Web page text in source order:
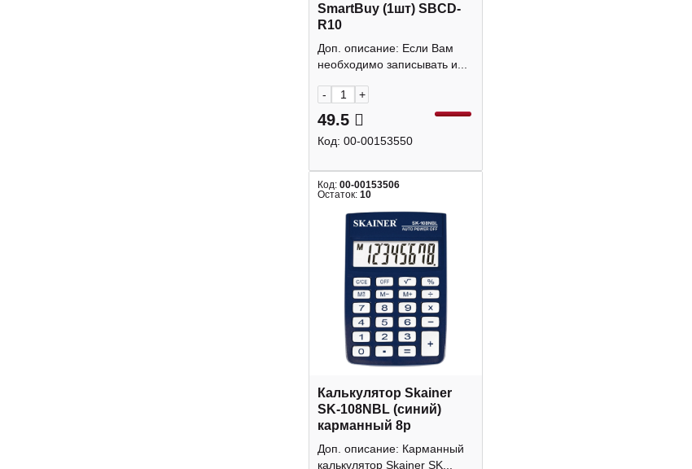
SmartBuy (1шт) SBCD-
R10
Доп. описание: Если Вам
необходимо записывать и...
- +
49.5
Код: 00-00153550
Код: 00-00153506
Остаток: 10
Калькулятор Skainer
SK-108NBL (синий)
карманный 8р
Доп. описание: Карманный
калькулятор Skainer SK...